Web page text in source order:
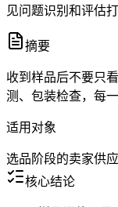
见问题识别和评估打
摘要
收到样品后不要只
测、包装检查，每
适用对象
选品阶段的卖家供
核心结论